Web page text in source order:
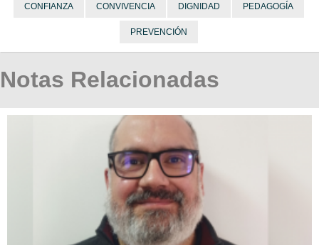
CONFIANZA CONVIVENCIA DIGNIDAD PEDAGOGÍA
PREVENCIÓN
Notas Relacionadas